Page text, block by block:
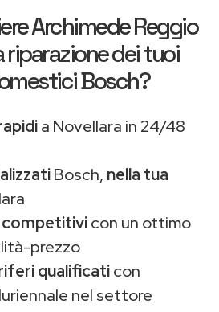
Archimede Reggio
riparazione dei tuoi
Bosch?
a Novellara in 24/48
Bosch, nella tua
competitivicon un ottimo
prezzo
qualificaticon
nel settore